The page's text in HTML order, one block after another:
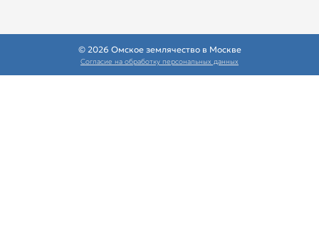
© 2026 Омское землячество в Москве
Согласие на обработку персональных данных